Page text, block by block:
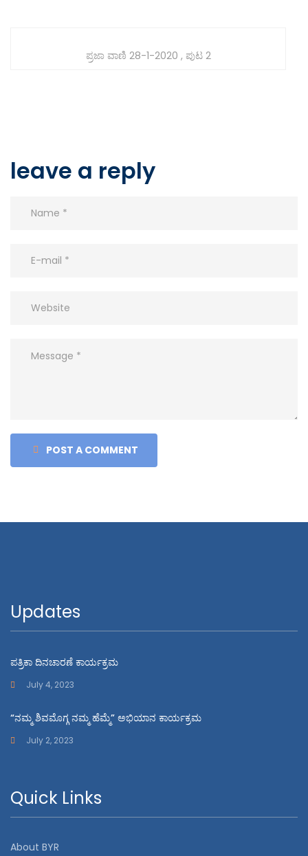
ಪ್ರಜಾ ವಾಣಿ 28-1-2020 , ಪುಟ 2
leave a reply
POST A COMMENT
Updates
ಪತ್ರಿಕಾ ದಿನಚಾರಣೆ ಕಾರ್ಯಕ್ರಮ
July 4, 2023
“ನಮ್ಮ ಶಿವಮೊಗ್ಗ ನಮ್ಮ ಹೆಮ್ಮೆ” ಅಭಿಯಾನ ಕಾರ್ಯಕ್ರಮ
July 2, 2023
Quick Links
About BYR